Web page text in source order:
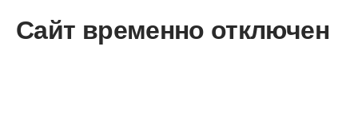
Сайт временно отключен